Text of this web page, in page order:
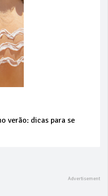
verão: dicas para se